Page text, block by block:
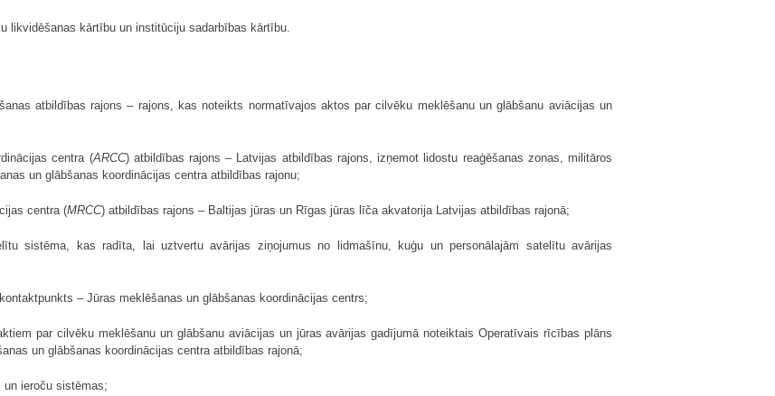
likvidēšanas kārtību un institūciju sadarbības kārtību.
atbildības rajons – rajons, kas noteikts normatīvajos aktos par cilvēku meklēšanu un glābšanu aviācijas un
centra (ARCC) atbildības rajons – Latvijas atbildības rajons, izņemot lidostu reaģēšanas zonas, militāros
un glābšanas koordinācijas centra atbildības rajonu;
centra (MRCC) atbildības rajons – Baltijas jūras un Rīgas jūras līča akvatorija Latvijas atbildības rajonā;
sistēma, kas radīta, lai uztvertu avārijas ziņojumus no lidmašīnu, kuģu un personālajām satelītu avārijas
– Jūras meklēšanas un glābšanas koordinācijas centrs;
par cilvēku meklēšanu un glābšanu aviācijas un jūras avārijas gadījumā noteiktais Operatīvais rīcības plāns
un glābšanas koordinācijas centra atbildības rajonā;
ieroču sistēmas;